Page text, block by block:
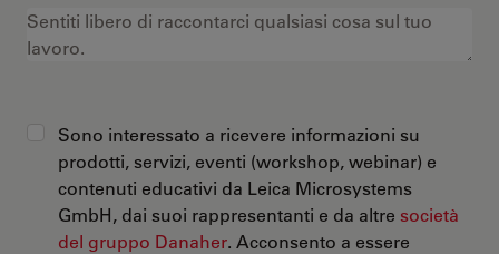
Sono interessato a ricevere informazioni su
prodotti, servizi, eventi (workshop, webinar) e
contenuti educativi da Leica Microsystems
GmbH, dai suoi rappresentanti e da altre società
del gruppo Danaher. Acconsento a essere